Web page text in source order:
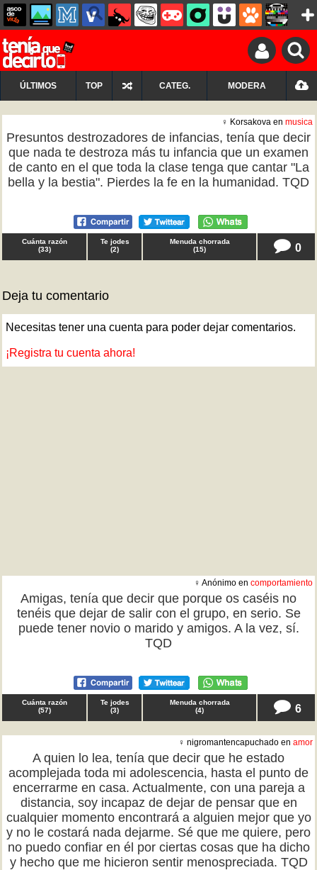
ÚLTIMOS TOP CATEG. MODERA
♀ Korsakova en musica
Presuntos destrozadores de infancias, tenía que decir
que nada te destroza más tu infancia que un examen
de canto en el que toda la clase tenga que cantar "La
bella y la bestia". Pierdes la fe en la humanidad. TQD
Cuánta razón
(33)
Te jodes
(2)
Menuda chorrada
(15) 0
Deja tu comentario
Necesitas tener una cuenta para poder dejar comentarios.
¡Registra tu cuenta ahora!
♀ Anónimo en comportamiento
Amigas, tenía que decir que porque os caséis no
tenéis que dejar de salir con el grupo, en serio. Se
puede tener novio o marido y amigos. A la vez, sí.
TQD
Cuánta razón
(57)
Te jodes
(3)
Menuda chorrada
(4) 6
♀ nigromantencapuchado en amor
A quien lo lea, tenía que decir que he estado
acomplejada toda mi adolescencia, hasta el punto de
encerrarme en casa. Actualmente, con una pareja a
distancia, soy incapaz de dejar de pensar que en
cualquier momento encontrará a alguien mejor que yo
y no le costará nada dejarme. Sé que me quiere, pero
no puedo confiar en él por ciertas cosas que ha dicho
y hecho que me hicieron sentir menospreciada. TQD